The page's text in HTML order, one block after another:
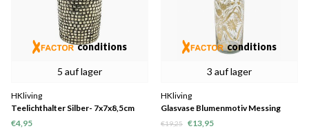
5 auf lager
conditions
HKliving
Teelichthalter Silber- 7x7x8,5cm
€4,95
3 auf lager
conditions
HKliving
Glasvase Blumenmotiv Messing
€19,25 €13,95